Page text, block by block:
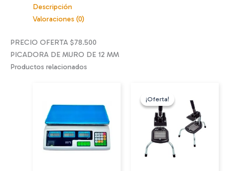
Descripción
Valoraciones (0)
PRECIO OFERTA $78.500
PICADORA DE MURO DE 12 MM
Productos relacionados
¡Oferta!
¡Oferta!